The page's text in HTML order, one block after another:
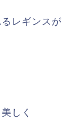
レギンスが
しく